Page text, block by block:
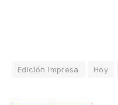
Edición Impresa Hoy